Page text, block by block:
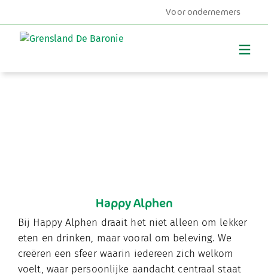
Voor ondernemers
Happy Alphen
Bij Happy Alphen draait het niet alleen om lekker
eten en drinken, maar vooral om beleving. We
creëren een sfeer waarin iedereen zich welkom
voelt, waar persoonlijke aandacht centraal staat